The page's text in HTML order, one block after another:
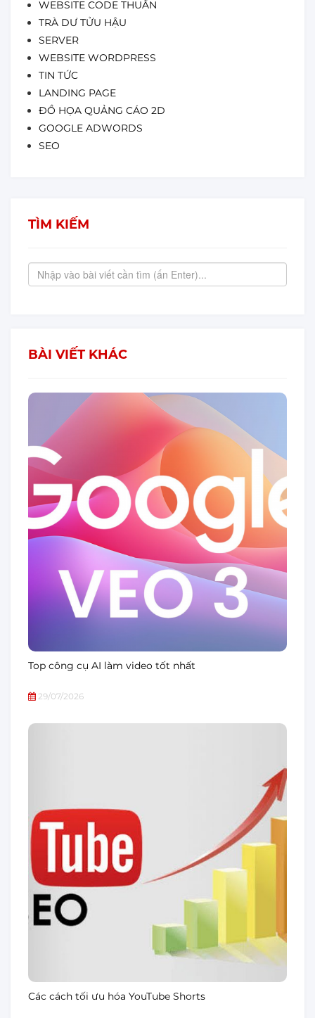
WEBSITE CODE THUẦN
TRÀ DƯ TỬU HẬU
SERVER
WEBSITE WORDPRESS
TIN TỨC
LANDING PAGE
ĐỒ HỌA QUẢNG CÁO 2D
GOOGLE ADWORDS
SEO
TÌM KIẾM
BÀI VIẾT KHÁC
Top công cụ AI làm video tốt nhất
29/07/2026
Các cách tối ưu hóa YouTube Shorts